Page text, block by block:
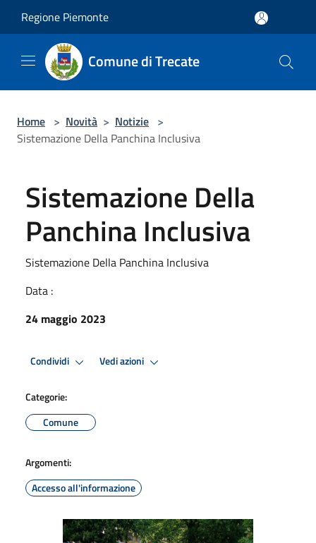
Regione Piemonte
Comune di Trecate
Home > Novità > Notizie >
Sistemazione Della Panchina Inclusiva
Sistemazione Della
Panchina Inclusiva
Sistemazione Della Panchina Inclusiva
Data :
24 maggio 2023
Condividi Vedi azioni
Categorie:
Comune
Argomenti:
Accesso all'informazione